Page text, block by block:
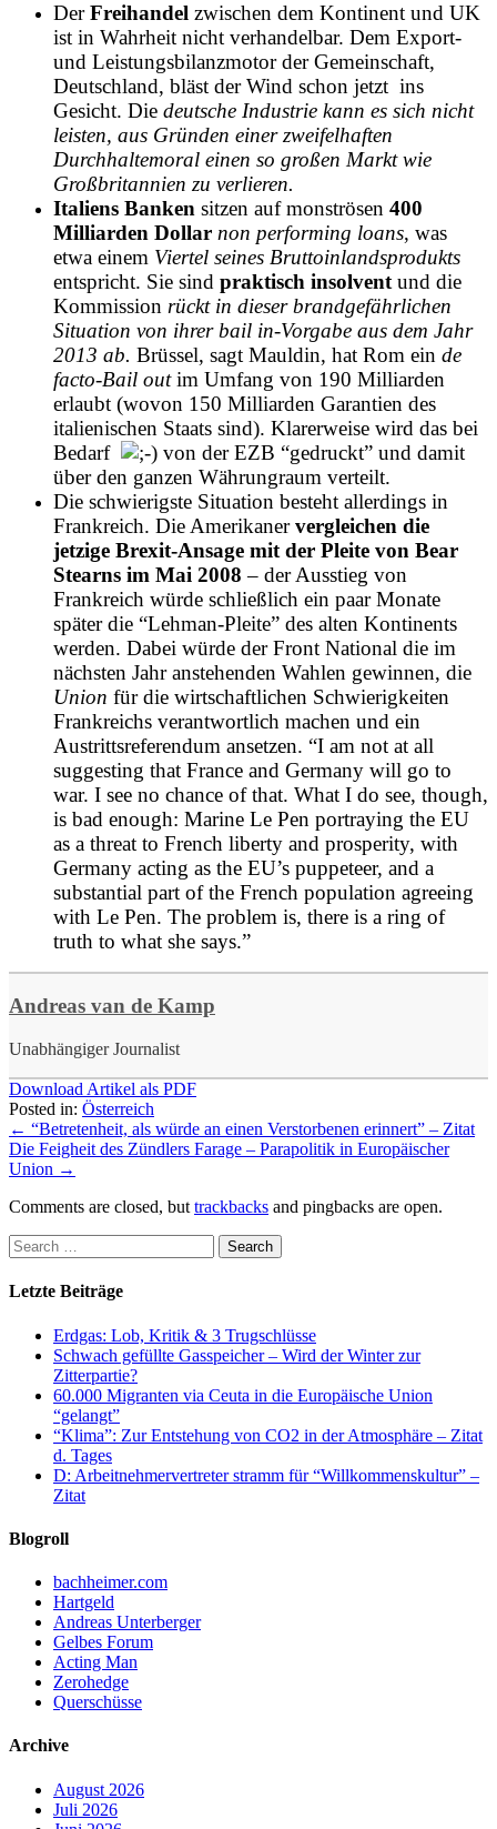
DerFreihandel zwischen dem Kontinent und UK
ist in Wahrheit nicht verhandelbar. Dem Export-
und Leistungsbilanzmotor der Gemeinschaft,
Deutschland, bläst der Wind schon jetzt ins
Gesicht. Die deutsche Industrie kann es sich nicht
leisten, aus Gründen einer zweifelhaften
Durchhaltemoral einen so großen Markt wie
Großbritannien zu verlieren.
Italiens Banken sitzen auf monströsen 400
Milliarden Dollar non performing loans, was
etwa einem Viertel seines Bruttoinlandsprodukts
entspricht. Sie sind praktisch insolvent und die
Kommission rückt in dieser brandgefährlichen
Situation von ihrer bail in-Vorgabe aus dem Jahr
2013 ab. Brüssel, sagt Mauldin, hat Rom ein de
facto-Bail outim Umfang von 190 Milliarden
erlaubt (wovon 150 Milliarden Garantien des
italienischen Staats sind). Klarerweise wird das bei
Bedarf
von der EZB “gedruckt” und damit
über den ganzen Währungraum verteilt.
Die schwierigste Situation besteht allerdings in
Frankreich. Die Amerikanervergleichen die
jetzige Brexit-Ansage mit der Pleite von Bear
Stearns im Mai 2008 – der Ausstieg von
Frankreich würde schließlich ein paar Monate
später die “Lehman-Pleite” des alten Kontinents
werden. Dabei würde der Front National die im
nächsten Jahr anstehenden Wahlen gewinnen, die
Union für die wirtschaftlichen Schwierigkeiten
Frankreichs verantwortlich machen und ein
Austrittsreferendum ansetzen. “I am not at all
suggesting that France and Germany will go to
war. I see no chance of that. What I do see, though,
is bad enough: Marine Le Pen portraying the EU
as a threat to French liberty and prosperity, with
Germany acting as the EU’s puppeteer, and a
substantial part of the French population agreeing
with Le Pen. The problem is, there is a ring of
truth to what she says.”
Andreas van de Kamp
Unabhängiger Journalist
Download Artikel als PDF
Posted in: Österreich
← “Betretenheit, als würde an einen Verstorbenen erinnert” – Zitat
Die Feigheit des Zündlers Farage – Parapolitik in Europäischer
Union →
Comments are closed, but trackbacks and pingbacks are open.
Letzte Beiträge
Erdgas: Lob, Kritik & 3 Trugschlüsse
Schwach gefüllte Gasspeicher – Wird der Winter zur
Zitterpartie?
60.000 Migranten via Ceuta in die Europäische Union
“gelangt”
“Klima”: Zur Entstehung von CO2 in der Atmosphäre – Zitat
d. Tages
D: Arbeitnehmervertreter stramm für “Willkommenskultur” –
Zitat
Blogroll
bachheimer.com
Hartgeld
Andreas Unterberger
Gelbes Forum
Acting Man
Zerohedge
Querschüsse
Archive
August 2026
Juli 2026